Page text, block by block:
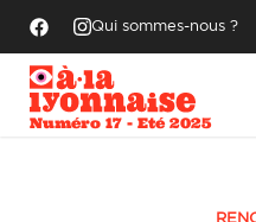
Qui sommes-nous ?
Numéro 17 - Eté 2025